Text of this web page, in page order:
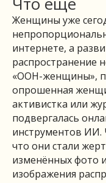
Женщины уже
интернете, а
распространение
«ООН-женщины»,
опрошенная
активистка или
подвергалась
инструментов ИИ.
что они стали
изменённых фото
изображения